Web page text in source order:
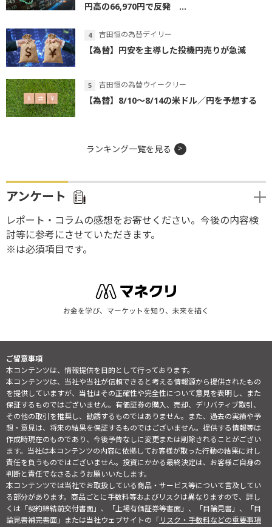
円高の66,970円で反発 ...
吉田恒の為替デイリー
【為替】円安を主導した投機円売りが急減
吉田恒の為替ウイークリー
【為替】8/10～8/14の米ドル／円を予想する
ランキング一覧を見る
アンケート
レポート・コラムの感想をお寄せください。今後の内容検
討等に参考にさせていただきます。
※は必須項目です。
お金を学び、マーケットを知り、未来を描く
ご留意事項
本コンテンツは、情報提供を目的として行っております。
本コンテンツは、当社や当社が信頼できると考える情報源から提供されたもの
を提供していますが、当社はその正確性や完全性について意見を表明し、また
保証するものではございません。有価証券の購入、売却、デリバティブ取引、
その他の取引を推奨し、勧誘するものではありません。また、過去の実績や予
想・意見は、将来の結果を保証するものではございません。提供する情報等は
作成時現在のものであり、今後予告なしに変更または削除されることがござい
ます。当社は本コンテンツの内容に依拠してお客様が取った行動の結果に対し
責任を負うものではございません。投資にかかる最終決定は、お客様ご自身の
判断と責任でなさるようお願いいたします。
本コンテンツでは当社でお取扱している商品・サービス等について言及してい
る部分があります。商品ごとに手数料等およびリスクは異なりますので、詳し
くは「契約締結前交付書面」、「上場有価証券等書面」、「目論見書」、「目
論見書補完書面」または当社ウェブサイトの「リスク・手数料などの重要事項